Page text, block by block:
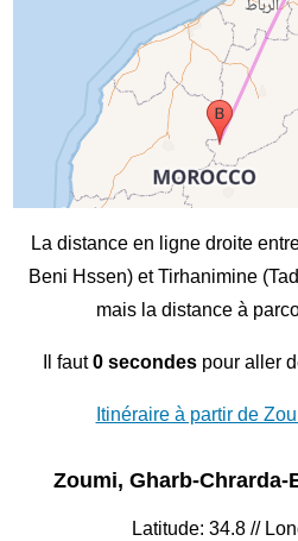
La distance en ligne droite
Beni Hssen) et Tirhanimine
mais la distance à
Il faut0 secondespour aller
Itinéraire à partir de
Zoumi, Gharb-Chrarda-
Latitude: 34.8 //